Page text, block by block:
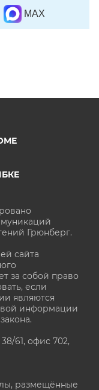
MAX
Грюнберг.
сайта
за собой право
если
являются
информации
61, офис 702,
размещённые